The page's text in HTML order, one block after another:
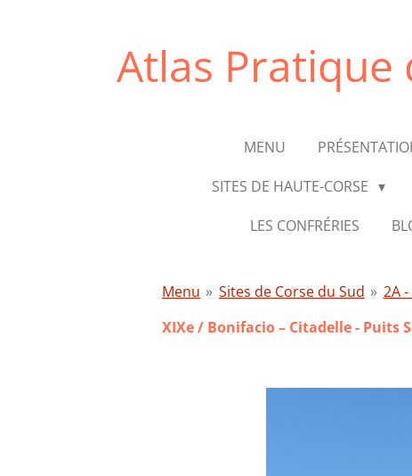
Atlas Pratique
MENU
SITES DE HAUTE-CORSE
LES CONFRÉRIES
Menu » Sites de Corse du Sud » 2A
XIXe / Bonifacio – Citadelle - Puits